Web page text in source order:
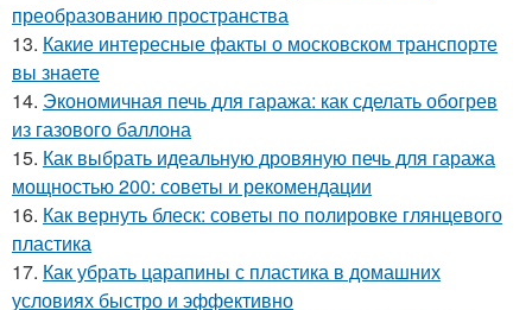
преобразованию пространства
13. Какие интересные факты о московском транспорте
вы знаете
14. Экономичная печь для гаража: как сделать обогрев
из газового баллона
15. Как выбрать идеальную дровяную печь для гаража
мощностью 200: советы и рекомендации
16. Как вернуть блеск: советы по полировке глянцевого
пластика
17. Как убрать царапины с пластика в домашних
условиях быстро и эффективно